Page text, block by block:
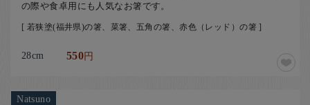
の際や食卓用にも人気なお箸です。
[ 若狭塗(福井県)の箸、菜箸、五角の箸、赤色（レッド）の箸 ]
28cm 550円
Natsuno